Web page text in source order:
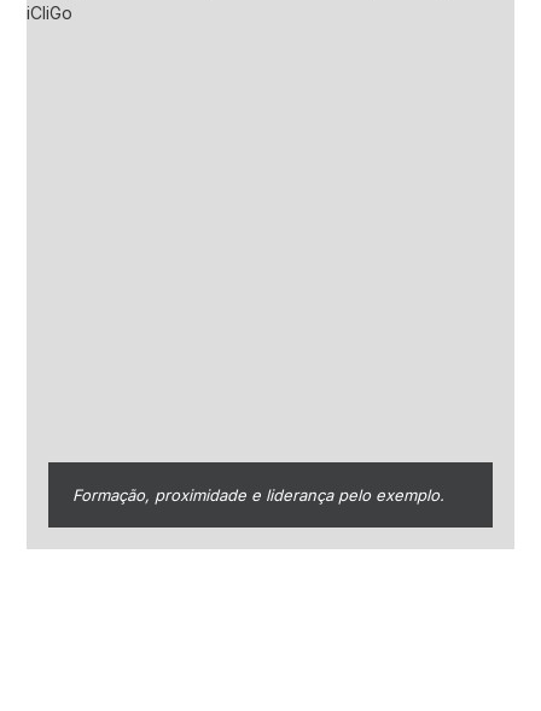
Formação, proximidade e liderança pelo exemplo.